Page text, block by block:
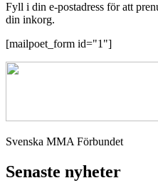
Fyll i din e-postadress för att
din inkorg.
[mailpoet_form id="1"]
Svenska MMA Förbundet
Senaste nyheter